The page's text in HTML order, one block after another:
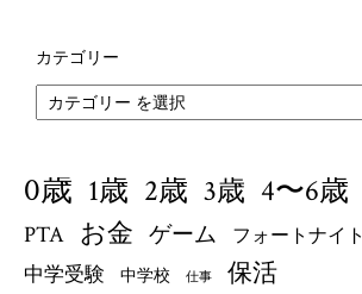
カテゴリー
0歳 1歳 2歳 3歳 4〜6歳
PTA お金 ゲーム フォートナイト
中学受験 中学校 仕事 保活